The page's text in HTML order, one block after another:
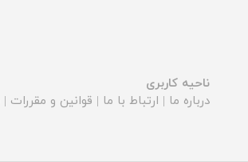
ناحیه کاربری
درباره ما | ارتباط با ما | قوانین و مقررات |